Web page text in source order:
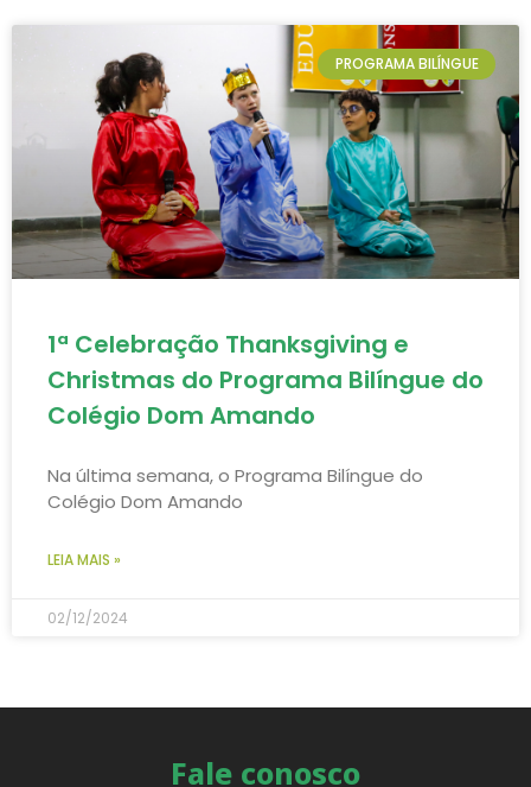
PROGRAMA BILÍNGUE
1ª Celebração Thanksgiving e
Christmas do Programa Bilíngue do
Colégio Dom Amando
Na última semana, o Programa Bilíngue do
Colégio Dom Amando
LEIA MAIS »
02/12/2024
Fale conosco